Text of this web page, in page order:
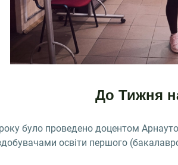
До Тижня
було проведено доцентом
освіти першого